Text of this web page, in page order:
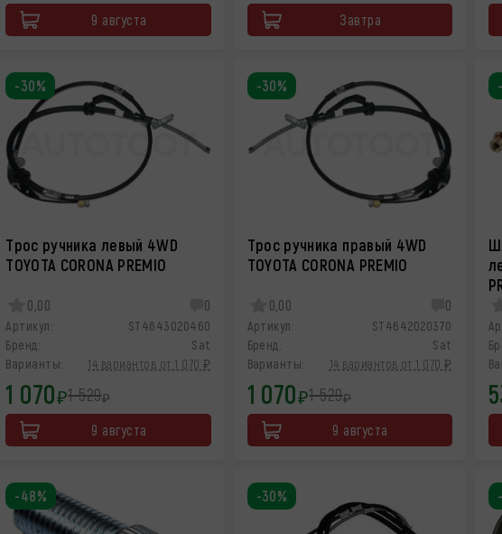
9 августа Завтра
Трос ручника левый 4WD
TOYOTA CORONA PREMIO
0,00 0
Артикул:
ST4643020460
Бренд:
Sat
Варианты:
14 вариантов от 1 070 ₽
1 070₽1 529₽
9 августа
-30%
Трос ручника правый 4WD
TOYOTA CORONA PREMIO
0,00 0
Артикул:
ST4642020370
Бренд:
Sat
Варианты:
14 вариантов от 1 070 ₽
1 070₽1 529₽
9 августа
-30%
-48% -30%